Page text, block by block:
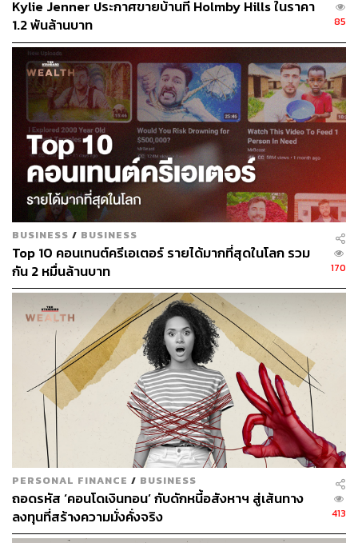
มูลค่าความมั่งคั่งจากราคาหุ้นและอัตราแลกเปลี่ยน ณ วันที่
คั่งของมหาเศรษฐีแต่ละคน)
อีกประเด็นที่น่าสนใจที่ตอกย้ำให้เห็นถึง ‘ความเหลื่อมล้ำ’ ใน
ด้านสถานะของผู้คนคือการที่ Gabriel Zucman นัก
เศรษฐศาสตร์จากมหาวิทยาลัยแคลิฟอร์เนียในเบิร์กลีย์ ระบุ
ว่า ปัจจุบันกลุ่มคนที่มั่งคั่งที่สุดในสหรัฐฯ มีมูลค่าทรัพย์สินใน
ครอบครองรวมกันเทียบเท่าสัดส่วน 18% ของ GDP ทั้ง
ประเทศ ซึ่งถือว่าสูงเป็น 2 เท่า เมื่อเทียบกับปี 2010 ที่สัดส่วน
ดังกล่าวเพิ่งจะอยู่ที่ 9% เท่านั้น ซึ่งถือเป็นการ ‘กระจุกตัว’
ของทั้งความมั่งคั่ง และ ‘อำนาจ’ ซึ่งรัฐบาลสหรัฐฯ ไม่ควร
เพิกเฉย และต้องเข้ามาเร่งจัดการโดยด่วน
พิสูจน์อักษร: วรรษมล สิงหโกมล
อ้างอิง:
https://www.forbes.com/billionaires/
https://www.washingtonpost.com/business/2021/04/0
6/billionaire-wealth-forbes-pandemic/
https://www.forbes.com/sites/kerryadolan/2021/04/0
6/forbes-35th-annual-worlds-billionaires-list-facts-an
d-figures-2021/?sh=78ffc2235e58
สามารถติดตาม THE STANDARD WEALTH
ผ่านแอปพลิเคชันต่างๆ ที่คุณสะดวกหรือใช้งานอยู่แล้วได้เลย
Kylie Jenner ประกาศขายบ้านที่ Holmby Hills ในราคา
1.2 พันล้านบาท
85
BUSINESS / BUSINESS
Top 10 คอนเทนต์ครีเอเตอร์ รายได้มากที่สุดในโลก รวม
กัน 2 หมื่นล้านบาท
170
PERSONAL FINANCE / BUSINESS
ถอดรหัส ‘คอนโดเงินทอน’ กับดักหนี้อสังหาฯ สู่เส้นทาง
ลงทุนที่สร้างความมั่งคั่งจริง
413